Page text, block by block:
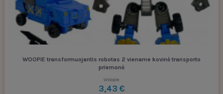
WOOPIE transformuojantis robotas 2 viename kovinė transporto
priemonė
Woopie
3,43 €